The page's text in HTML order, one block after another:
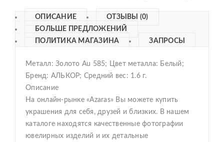
ОПИСАНИЕ
ОТЗЫВЫ (0)
БОЛЬШЕ ПРЕДЛОЖЕНИЙ
ПОЛИТИКА МАГАЗИНА
ЗАПРОСЫ
Металл: Золото Au 585; Цвет металла: Белый;
Бренд: АЛЬКОР; Средний вес: 1.6 г.
Описание
На онлайн-рынке «Azaras» Вы можете купить
украшения для себя, друзей и близких. В нашем
каталоге находятся качественные фотографии
ювелирных изделий и их детальные